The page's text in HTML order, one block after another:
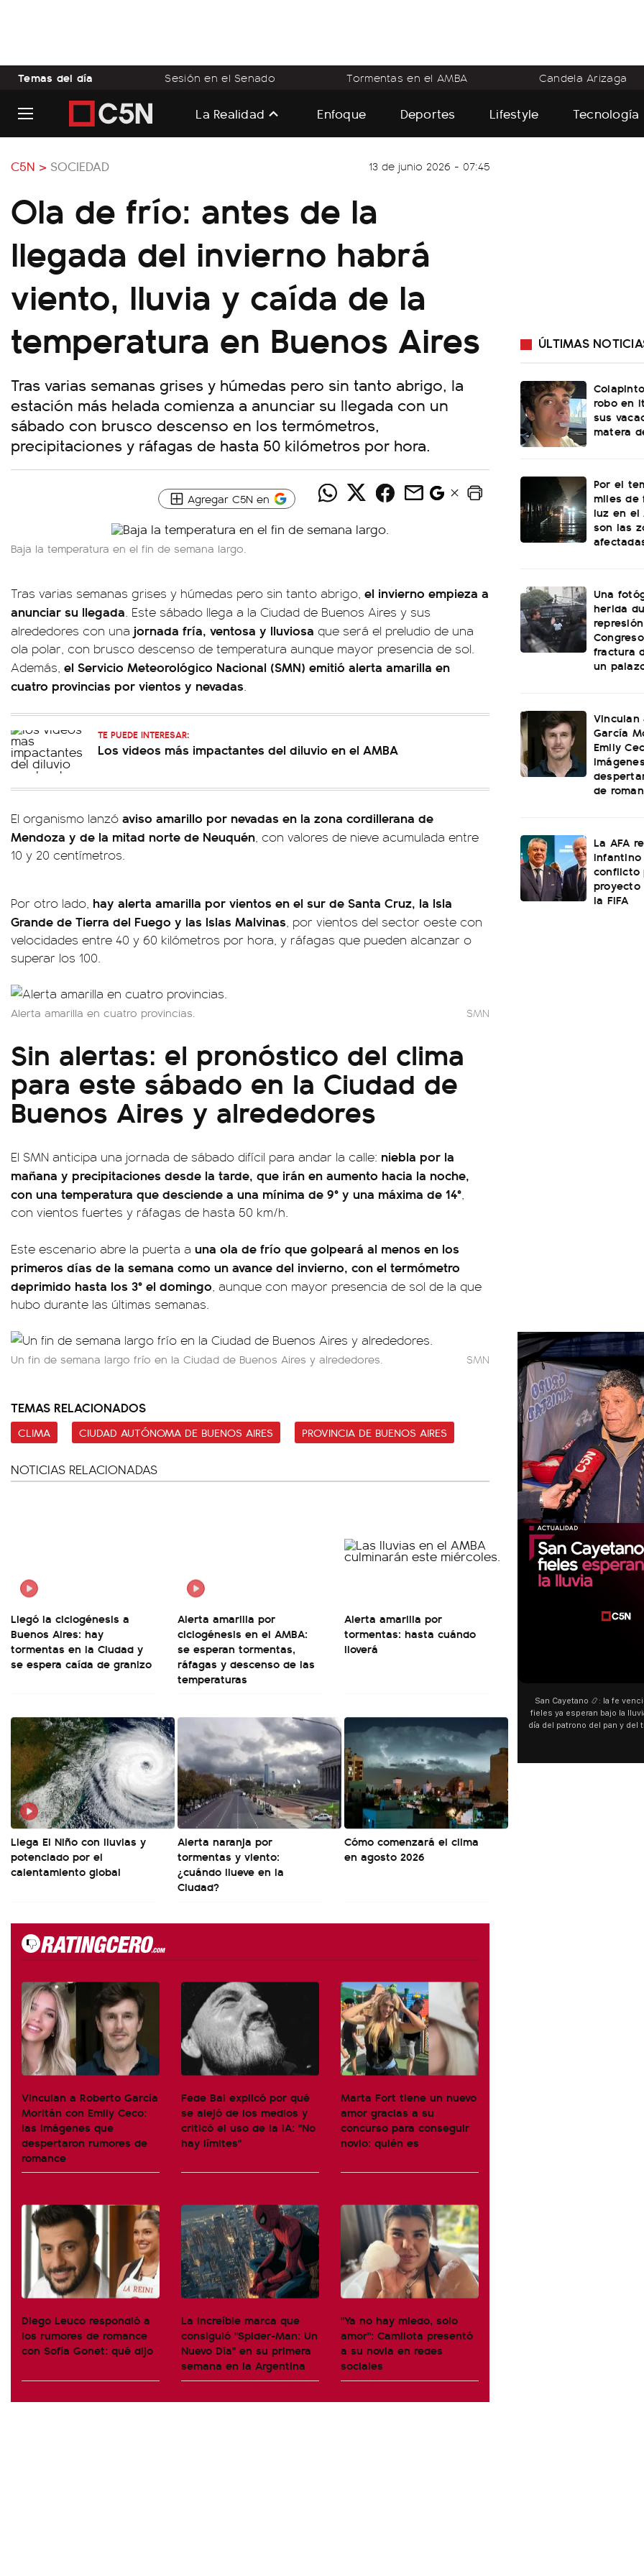
Temas del día Sesión en el Senado Tormentas en el AMBA Candela Arizaga
La Realidad Enfoque Deportes Lifestyle Tecnología
C5N > SOCIEDAD 13 de junio 2026 - 07:45
Ola de frío: antes de la
llegada del invierno habrá
viento, lluvia y caída de la
temperatura en Buenos Aires
Tras varias semanas grises y húmedas pero sin tanto abrigo, la
estación más helada comienza a anunciar su llegada con un
sábado con brusco descenso en los termómetros,
precipitaciones y ráfagas de hasta 50 kilómetros por hora.
Agregar C5N en
Baja la temperatura en el fin de semana largo.
Tras varias semanas grises y húmedas pero sin tanto abrigo, el invierno empieza a
anunciar su llegada. Este sábado llega a la Ciudad de Buenos Aires y sus
alrededores con una jornada fría, ventosa y lluviosa que será el preludio de una
ola polar, con brusco descenso de temperatura aunque mayor presencia de sol.
Además, el Servicio Meteorológico Nacional (SMN) emitió alerta amarilla en
cuatro provincias por vientos y nevadas.
TE PUEDE INTERESAR:
Los videos más impactantes del diluvio en el AMBA
El organismo lanzó aviso amarillo por nevadas en la zona cordillerana de
Mendoza y de la mitad norte de Neuquén, con valores de nieve acumulada entre
10 y 20 centímetros.
Por otro lado, hay alerta amarilla por vientos en el sur de Santa Cruz, la Isla
Grande de Tierra del Fuego y las Islas Malvinas, por vientos del sector oeste con
velocidades entre 40 y 60 kilómetros por hora, y ráfagas que pueden alcanzar o
superar los 100.
Alerta amarilla en cuatro provincias. SMN
Sin alertas: el pronóstico del clima
para este sábado en la Ciudad de
Buenos Aires y alrededores
El SMN anticipa una jornada de sábado difícil para andar la calle: niebla por la
mañana y precipitaciones desde la tarde, que irán en aumento hacia la noche,
con una temperatura que desciende a una mínima de 9° y una máxima de 14°,
con vientos fuertes y ráfagas de hasta 50 km/h.
Este escenario abre la puerta a una ola de frío que golpeará al menos en los
primeros días de la semana como un avance del invierno, con el termómetro
deprimido hasta los 3° el domingo, aunque con mayor presencia de sol de la que
hubo durante las últimas semanas.
Un fin de semana largo frío en la Ciudad de Buenos Aires y alrededores. SMN
TEMAS RELACIONADOS
CLIMA CIUDAD AUTÓNOMA DE BUENOS AIRES PROVINCIA DE BUENOS AIRES
NOTICIAS RELACIONADAS
Llegó la ciclogénesis a
Buenos Aires: hay
tormentas en la Ciudad y
se espera caída de granizo
Alerta amarilla por
ciclogénesis en el AMBA:
se esperan tormentas,
ráfagas y descenso de las
temperaturas
Alerta amarilla por
tormentas: hasta cuándo
lloverá
Llega El Niño con lluvias y
potenciado por el
calentamiento global
Alerta naranja por
tormentas y viento:
¿cuándo llueve en la
Ciudad?
Cómo comenzará el clima
en agosto 2026
Vinculan a Roberto García
Moritán con Emily Ceco:
las imágenes que
despertaron rumores de
romance
Fede Bal explicó por qué
se alejó de los medios y
criticó el uso de la IA: "No
hay límites"
Marta Fort tiene un nuevo
amor gracias a su
concurso para conseguir
novio: quién es
Diego Leuco respondió a
los rumores de romance
con Sofía Gonet: qué dijo
La increíble marca que
consiguió "Spider-Man: Un
Nuevo Día" en su primera
semana en la Argentina
"Ya no hay miedo, solo
amor": Camilota presentó
a su novia en redes
sociales
ÚLTIMAS
robo en
sus
matera
Por el
miles de
luz en el
son las
Una
herida
fractura
un
Vinculan
García
Emily
de
La AFA
conflicto
proyecto
la FIFA
fieles ya esperan bajo la lluvia ➡️ A horas del
día del patrono del pan y del trabajo, miles de
personas acampan en Liniers para agradecer
y pedir. 🎙️ @bernardomagnago
“Preferís la joda y
¿Indirecta para Luck
"Te vi", su nueva
encontrar
declaraciones que